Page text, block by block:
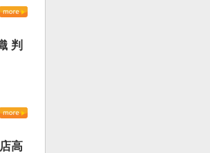
判
高